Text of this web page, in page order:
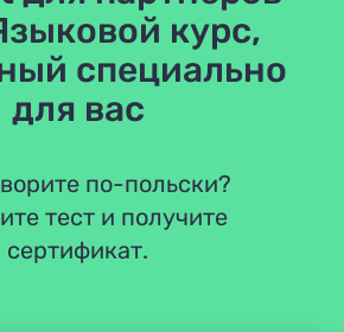
курс,
специально
для вас
по-польски?
тест и получите
сертификат.